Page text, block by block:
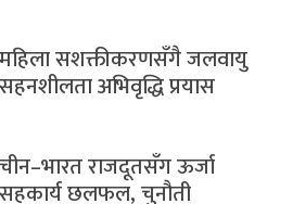
महिला सशक्तीकरणसँगै जलवायु
सहनशीलता अभिवृद्धि प्रयास
चीन–भारत राजदूतसँग ऊर्जा
सहकार्य छलफल, चुनौती